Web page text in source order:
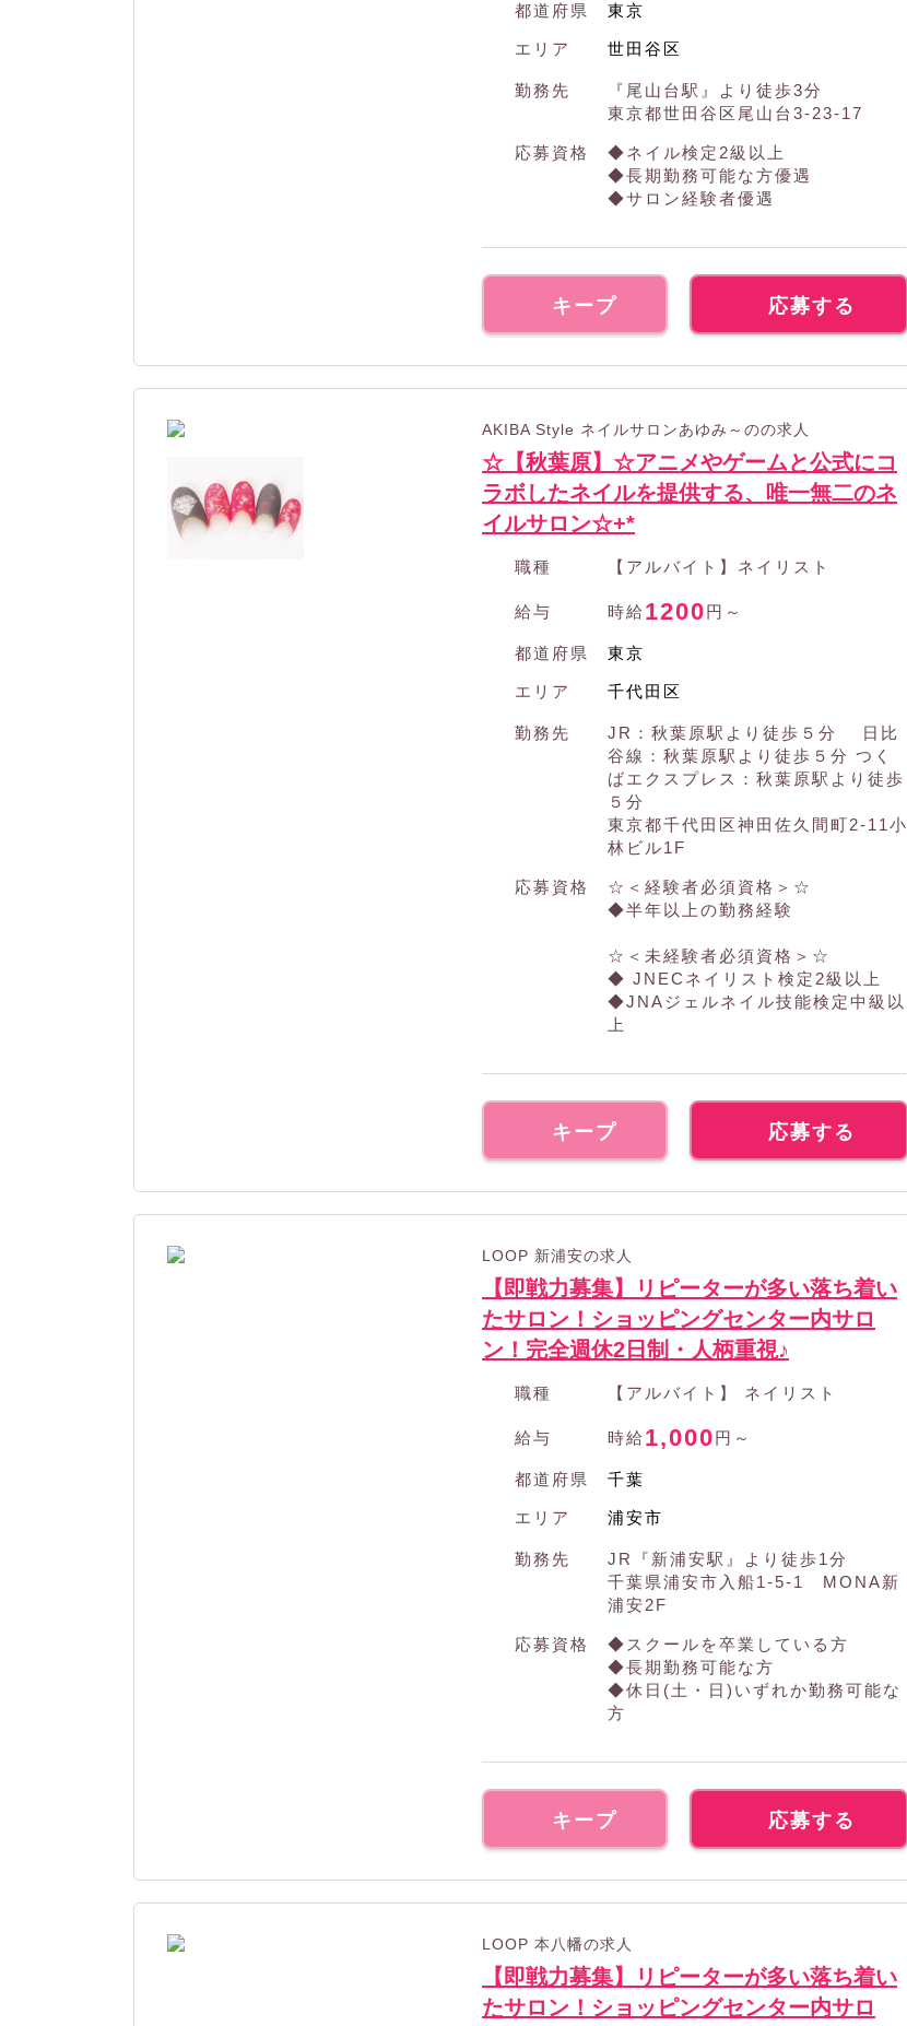
都道府県 東京
エリア 世田谷区
勤務先
『尾山台駅』より徒歩3分
東京都世田谷区尾山台3-23-17
応募資格
◆ネイル検定2級以上
◆長期勤務可能な方優遇
◆サロン経験者優遇
キープ 応募する
AKIBA Style ネイルサロンあゆみ～のの求人
☆【秋葉原】☆アニメやゲームと公式にコ
ラボしたネイルを提供する、唯一無二のネ
イルサロン☆+*
職種 【アルバイト】ネイリスト
給与 時給1200円～
都道府県 東京
エリア 千代田区
勤務先
JR：秋葉原駅より徒歩５分 日比
谷線：秋葉原駅より徒歩５分 つく
ばエクスプレス：秋葉原駅より徒歩
５分
東京都千代田区神田佐久間町2-11小
林ビル1F
応募資格
☆＜経験者必須資格＞☆
◆半年以上の勤務経験
☆＜未経験者必須資格＞☆
◆ JNECネイリスト検定2級以上
◆JNAジェルネイル技能検定中級以
上
キープ 応募する
LOOP 新浦安の求人
【即戦力募集】リピーターが多い落ち着い
たサロン！ショッピングセンター内サロ
ン！完全週休2日制・人柄重視♪
職種 【アルバイト】 ネイリスト
給与 時給1,000円～
都道府県 千葉
エリア 浦安市
勤務先
JR『新浦安駅』より徒歩1分
千葉県浦安市入船1-5-1 MONA新
浦安2F
応募資格
◆スクールを卒業している方
◆長期勤務可能な方
◆休日(土・日)いずれか勤務可能な
方
キープ 応募する
LOOP 本八幡の求人
【即戦力募集】リピーターが多い落ち着い
たサロン！ショッピングセンター内サロ